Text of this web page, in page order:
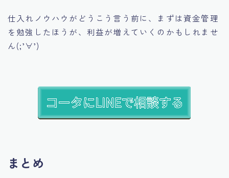
仕入れノウハウがどうこう言う前に、まずは資金管理
を勉強したほうが、利益が増えていくのかもしれませ
ん(;’∀’)
まとめ